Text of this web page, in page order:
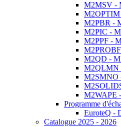
M2MSV -
M2OPTIM
M2PBR -
M2PIC -
M2PPF -
M2QD -
M2QLMN
M2SMNO
M2WAPE
Programme
EuroteQ -
Catalogue 2025 - 2026